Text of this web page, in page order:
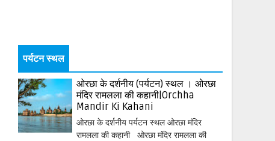
पर्यटन स्थल
ओरछा के दर्शनीय (पर्यटन) स्थल । ओरछा
मंदिर रामलला की कहानी|Orchha
Mandir Ki Kahani
ओरछा के दर्शनीय पर्यटन स्थल ओरछा मंदिर
रामलला की कहानी ओरछा मंदिर रामलला की